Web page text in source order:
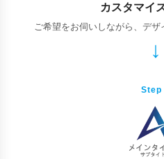
カスタマイ
ご希望をお伺いしながら、デザ
Step